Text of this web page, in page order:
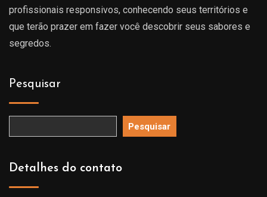
profissionais responsivos, conhecendo seus territórios e
que terão prazer em fazer você descobrir seus sabores e
segredos.
Pesquisar
Pesquisar
Detalhes do contato